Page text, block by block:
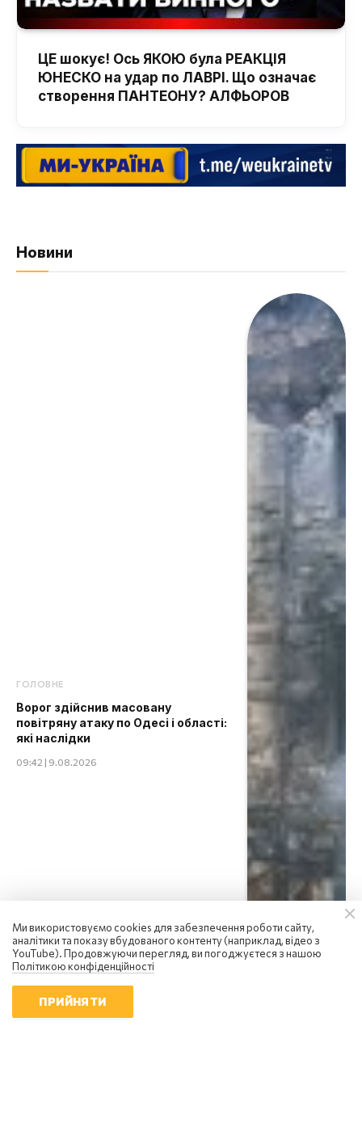
ЦЕ шокує! Ось ЯКОЮ була РЕАКЦІЯ
ЮНЕСКО на удар по ЛАВРІ. Що означає
створення ПАНТЕОНУ? АЛФЬОРОВ
Новини
ГОЛОВНЕ
Ворог здійснив масовану
повітряну атаку по Одесі і області:
які наслідки
09:42 | 9.08.2026
Ми використовуємо cookies для забезпечення роботи сайту,
аналітики та показу вбудованого контенту (наприклад, відео з
YouTube). Продовжуючи перегляд, ви погоджуєтеся з нашою
Політикою конфіденційності
ПРИЙНЯТИ